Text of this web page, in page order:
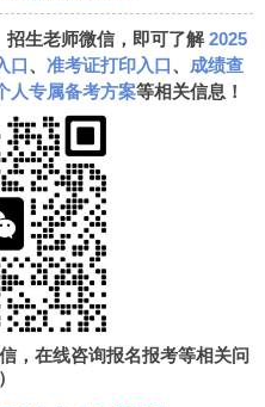
招生老师微信，即可了解2025
口、 准考证打印入口、 成绩查
人专属备考方案等相关信息！
，在线咨询报名报考等相关问